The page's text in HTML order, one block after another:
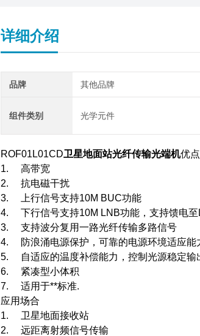
详细介绍
品牌 其他品牌
组件类别 光学元件
ROF01L01CD卫星地面站光纤传输光端机优点
1. 高带宽
2. 抗电磁干扰
3. 上行信号支持10M BUC功能
4. 下行信号支持10M LNB功能，支持馈电至
3. 支持波分复用一路光纤传输多路信号
4. 防浪涌电源保护，可靠的电源环境适应能
5. 自适应的温度补偿能力，控制光源稳定输
6. 紧凑型小体积
7. 适用于**标准.
应用场合
1. 卫星地面接收站
2. 远距离射频信号传输